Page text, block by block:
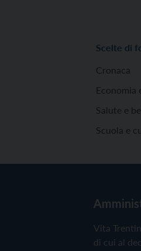
Scelte di
Cronaca
Economia
Salute e
Scuola e
Vita
di cui al